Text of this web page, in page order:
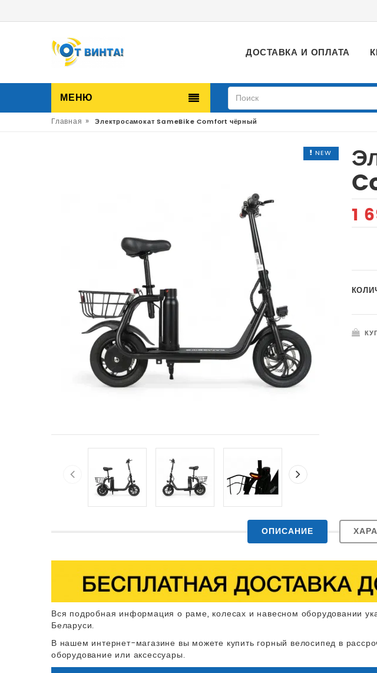
ДОСТАВКА И ОПЛАТА
МЕНЮ
Главная » Электросамокат SameBike Comfort чёрный
NEW
1
ОПИСАНИЕ
Вся подробная информация о раме, колесах и навесном оборудовании
Беларуси.
В нашем интернет-магазине вы можете купить горный велосипед в
оборудование или аксессуары.